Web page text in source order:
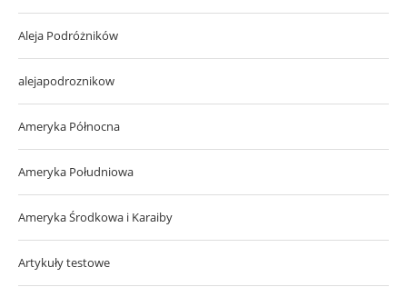
Aleja Podróżników
alejapodroznikow
Ameryka Północna
Ameryka Południowa
Ameryka Środkowa i Karaiby
Artykuły testowe